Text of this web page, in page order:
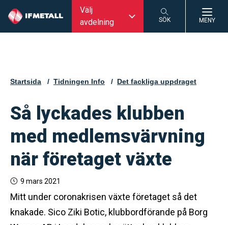
Välj
avdelning
SÖK MENY
Startsida Tidningen Info Det fackliga uppdraget
Så lyckades klubben
med medlemsvärvning
när företaget växte
9 mars 2021
Mitt under coronakrisen växte företaget så det
knakade. Sico Ziki Botic, klubbordförande på Borg